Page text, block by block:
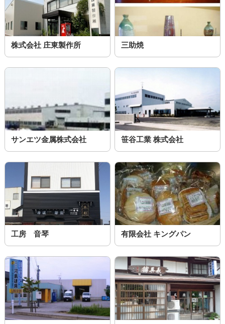
株式会社 庄東製作所 三助焼
サンエツ金属株式会社 笹谷工業 株式会社
工房 音琴 有限会社 キングパン